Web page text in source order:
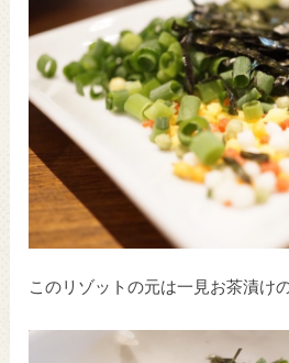
このリゾットの元は一見お茶漬け